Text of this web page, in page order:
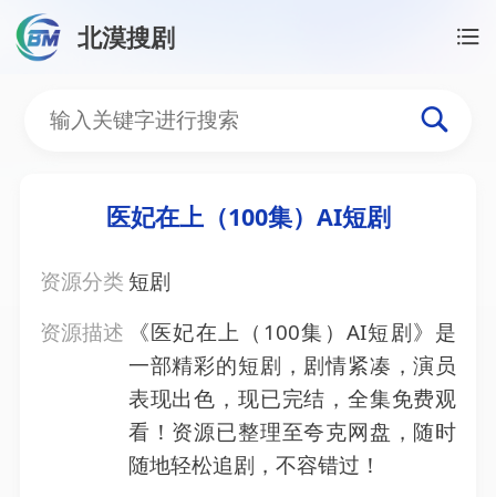
北漠搜剧
医妃在上（100集）AI短剧
医妃在上（100集）AI短剧
资源分类 短剧
资源描述
《医妃在上（100集）AI短剧》是
一部精彩的短剧，剧情紧凑，演员
表现出色，现已完结，全集免费观
看！资源已整理至夸克网盘，随时
随地轻松追剧，不容错过！